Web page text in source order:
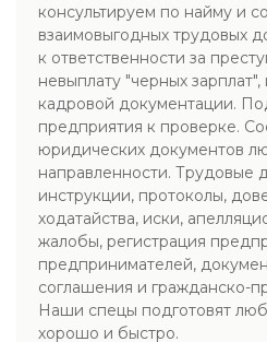
консультируем по найму и
взаимовыгодных трудовых
к ответственности за
невыплату "черных
кадровой документации.
предприятия к проверке.
юридических документов
направленности. Трудовые
инструкции, протоколы,
ходатайства, иски,
жалобы, регистрация
предпринимателей,
соглашения и гражданско-
Наши спецы подготовят
хорошо и быстро.